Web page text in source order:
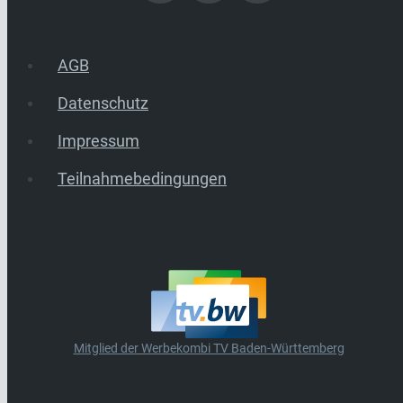
AGB
Datenschutz
Impressum
Teilnahmebedingungen
Mitglied der Werbekombi TV Baden-Württemberg